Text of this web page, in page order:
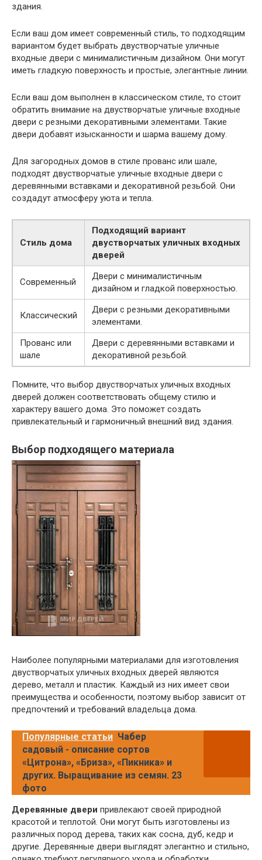
здания.
Если ваш дом имеет современный стиль, то подходящим
вариантом будет выбрать двустворчатые уличные
входные двери с минималистичным дизайном. Они могут
иметь гладкую поверхность и простые, элегантные линии.
Если ваш дом выполнен в классическом стиле, то стоит
обратить внимание на двустворчатые уличные входные
двери с резными декоративными элементами. Такие
двери добавят изысканности и шарма вашему дому.
Для загородных домов в стиле прованс или шале,
подходят двустворчатые уличные входные двери с
деревянными вставками и декоративной резьбой. Они
создадут атмосферу уюта и тепла.
Стиль дома
Подходящий вариант
двустворчатых уличных входных
дверей
Современный
Двери с минималистичным
дизайном и гладкой поверхностью.
Классический
Двери с резными декоративными
элементами.
Прованс или
шале
Двери с деревянными вставками и
декоративной резьбой.
Помните, что выбор двустворчатых уличных входных
дверей должен соответствовать общему стилю и
характеру вашего дома. Это поможет создать
привлекательный и гармоничный внешний вид здания.
Выбор подходящего материала
Наиболее популярными материалами для изготовления
двустворчатых уличных входных дверей являются
дерево, металл и пластик. Каждый из них имеет свои
преимущества и особенности, поэтому выбор зависит от
предпочтений и требований владельца дома.
Популярные статьи Чабер
садовый - описание сортов
«Цитрона», «Бриза», «Пикника» и
других. Выращивание из семян. 23
фото
Деревянные двери привлекают своей природной
красотой и теплотой. Они могут быть изготовлены из
различных пород дерева, таких как сосна, дуб, кедр и
другие. Деревянные двери выглядят элегантно и стильно,